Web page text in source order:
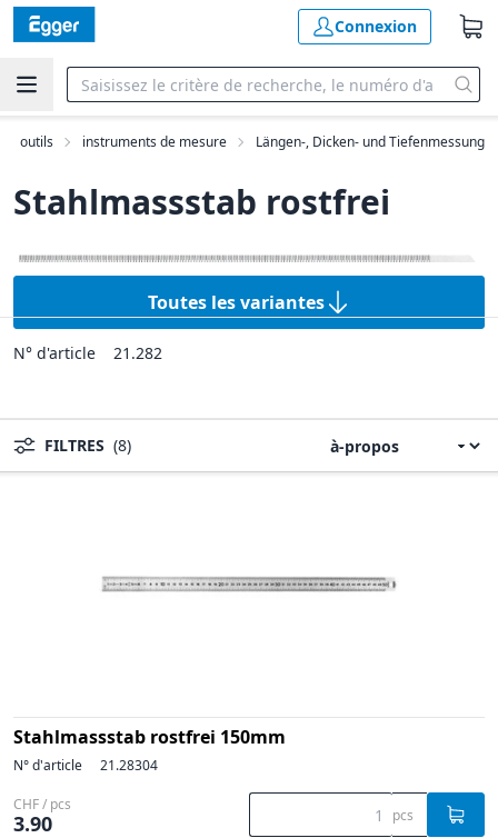
Connexion
outils instruments de mesure Längen-, Dicken- und Tiefenmessung
Stahlmassstab rostfrei
Toutes les variantes
N° d'article 21.282
FILTRES (8)
Stahlmassstab rostfrei 150mm
N° d'article 21.28304
CHF / pcs
3.90 pcs